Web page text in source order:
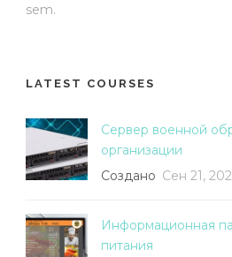
sem.
LATEST COURSES
Сервер военной
организации
Создано Сен 21,
Информационная
питания